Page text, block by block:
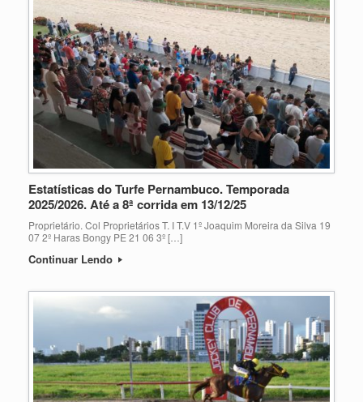
Estatísticas do Turfe Pernambuco. Temporada
2025/2026. Até a 8ª corrida em 13/12/25
Proprietário. Col Proprietários T. I T.V 1º Joaquim Moreira da Silva 19
07 2º Haras Bongy PE 21 06 3º […]
Continuar Lendo